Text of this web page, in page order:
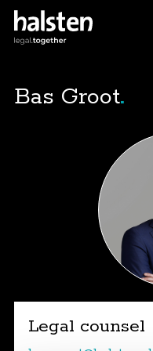
Bas Groot
Legal counsel